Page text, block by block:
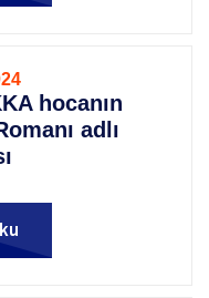
hocanın
adlı